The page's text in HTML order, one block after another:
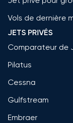
Vols de dernière
JETS PRIVÉS
Comparateur de
Pilatus
Cessna
Gulfstream
Embraer